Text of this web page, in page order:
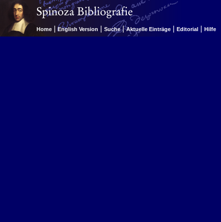
Home | English Version | Suche | Aktuelle Einträge | Editorial | Hilfe